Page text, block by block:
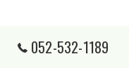
052-532-1189